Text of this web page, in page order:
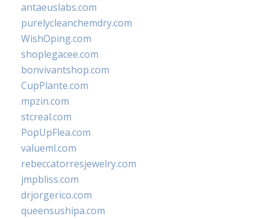
antaeuslabs.com
purelycleanchemdry.com
WishOping.com
shoplegacee.com
bonvivantshop.com
CupPlante.com
mpzin.com
stcreal.com
PopUpFlea.com
valueml.com
rebeccatorresjewelry.com
jmpbliss.com
drjorgerico.com
queensushipa.com